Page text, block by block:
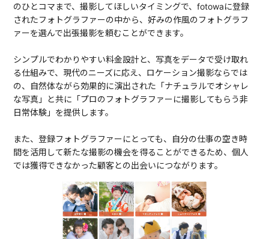
のひとコマまで、撮影してほしいタイミングで、fotowaに登録
されたフォトグラファーの中から、好みの作風のフォトグラフ
ァーを選んで出張撮影を頼むことができます。
シンプルでわかりやすい料金設計と、写真をデータで受け取れ
る仕組みで、現代のニーズに応え、ロケーション撮影ならでは
の、自然体ながら効果的に演出された「ナチュラルでオシャレ
な写真」と共に「プロのフォトグラファーに撮影してもらう非
日常体験」を提供します。
また、登録フォトグラファーにとっても、自分の仕事の空き時
間を活用して新たな撮影の機会を得ることができるため、個人
では獲得できなかった顧客との出会いにつながります。